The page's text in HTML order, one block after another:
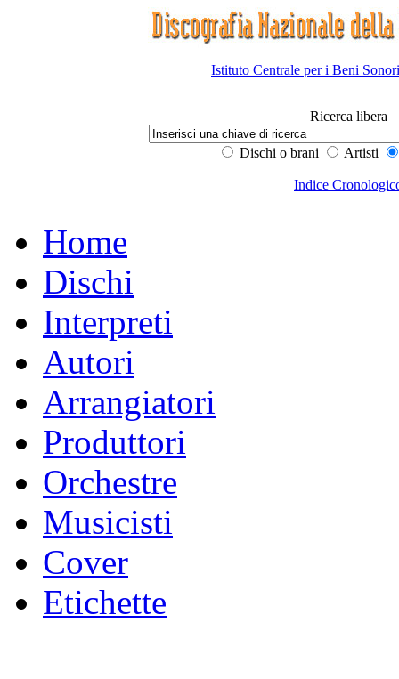
Istituto Centrale per i Beni
Ricerca libera
Dischi o brani Artisti
Indice
Home
Dischi
Interpreti
Autori
Arrangiatori
Produttori
Orchestre
Musicisti
Cover
Etichette